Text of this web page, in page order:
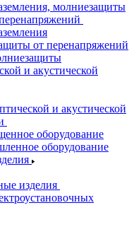
молниезащиты
от перенапряжений
и акустической
и акустической
оборудование
оборудование
изделия